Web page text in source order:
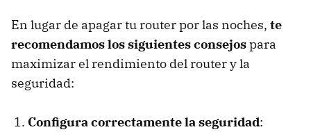
En lugar de apagar tu router por las noches, te
recomendamos los siguientes consejospara
maximizar el rendimiento del router y la
seguridad:
Configura correctamente la seguridad: